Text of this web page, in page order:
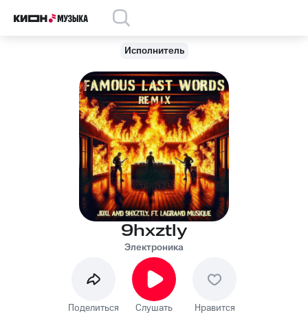
Исполнитель
9hxztly
Электроника
Поделиться Слушать Нравится